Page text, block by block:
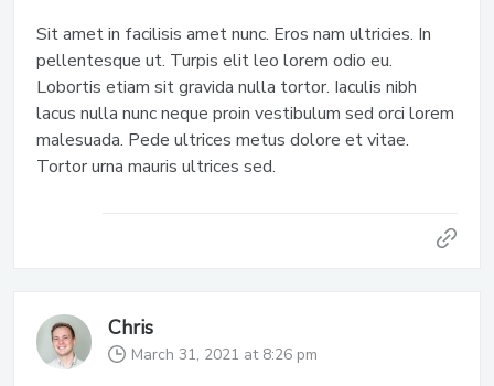
Sit amet in facilisis amet nunc. Eros nam ultricies. In
pellentesque ut. Turpis elit leo lorem odio eu.
Lobortis etiam sit gravida nulla tortor. Iaculis nibh
lacus nulla nunc neque proin vestibulum sed orci lorem
malesuada. Pede ultrices metus dolore et vitae.
Tortor urna mauris ultrices sed.
Chris
March 31, 2021 at 8:26 pm